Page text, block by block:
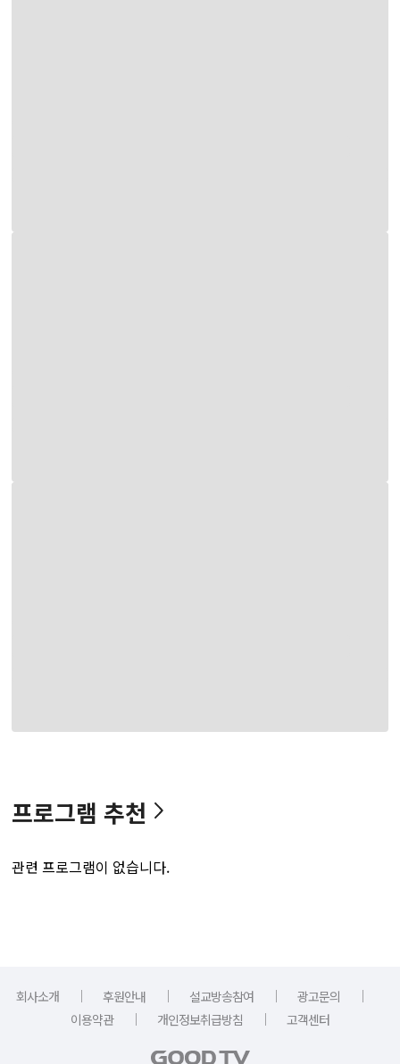
프로그램 추천
관련 프로그램이 없습니다.
회사소개 ｜ 후원안내 ｜ 설교방송참여 ｜ 광고문의
｜
이용약관
｜ 개인정보취급방침 ｜ 고객센터